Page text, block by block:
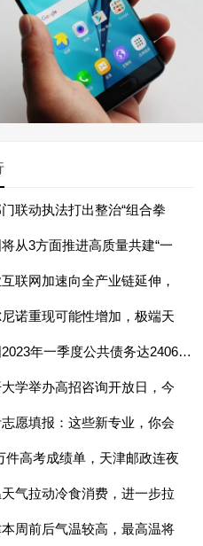
联动执法打出整治“组合拳
从3方面推进高质量共建“一
联网加速向全产业链延伸，
尼诺重现可能性增加，极端天
年一季度公共债务达24066亿
学举办高招咨询开放日，今
愿填报：这些新专业，你会
件高考成绩单，天津邮政连夜
气拉动冷食消费，进一步拉
周前后气温较高，最高温将